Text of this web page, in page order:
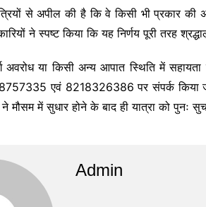
से अपील की है कि वे किसी भी प्रकार की
ने स्पष्ट किया कि यह निर्णय पूरी तरह
अवरोध या किसी अन्य आपात स्थिति में
एवं 8218326386 पर संपर्क किया
मौसम में सुधार होने के बाद ही यात्रा को पुनः
Admin